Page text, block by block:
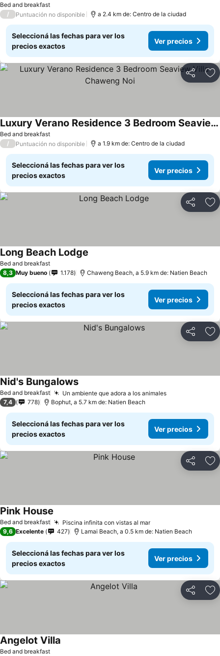
Bed and breakfast
/ Puntuación no disponible a 2.4 km de: Centro de la ciudad
Seleccioná las fechas para ver los
precios exactos
Ver precios
Compartir
Bed and breakfast
Luxury Verano Residence 3 Bedroom Seaview Villa Chaweng Noi
/ Puntuación no disponible a 1.9 km de: Centro de la ciudad
Seleccioná las fechas para ver los
precios exactos
Ver precios
Compartir
Bed and breakfast
Long Beach Lodge
8,3 Muy bueno 1.178 Chaweng Beach, a 5.9 km de: Natien Beach
Seleccioná las fechas para ver los
precios exactos
Ver precios
Compartir
Bed and breakfast Un ambiente que adora a los animales
Nid's Bungalows
7,4 778 Bophut, a 5.7 km de: Natien Beach
Seleccioná las fechas para ver los
precios exactos
Ver precios
Compartir
Bed and breakfast Piscina infinita con vistas al mar
Pink House
9,6 Excelente 427 Lamai Beach, a 0.5 km de: Natien Beach
Seleccioná las fechas para ver los
precios exactos
Ver precios
Compartir
Bed and breakfast
Angelot Villa